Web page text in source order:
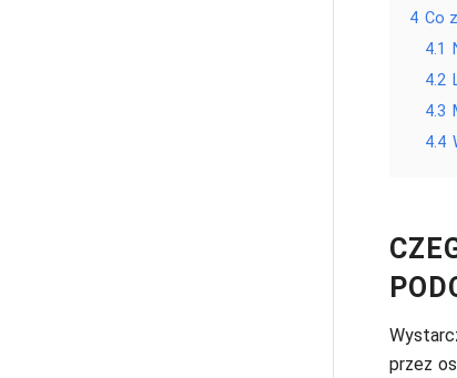
4 Co
4.1
4.2
4.3
4.4
przez